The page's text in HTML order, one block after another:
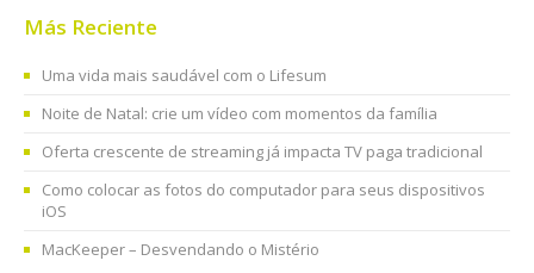
Más Reciente
Uma vida mais saudável com o Lifesum
Noite de Natal: crie um vídeo com momentos da família
Oferta crescente de streaming já impacta TV paga tradicional
Como colocar as fotos do computador para seus dispositivos
iOS
MacKeeper – Desvendando o Mistério